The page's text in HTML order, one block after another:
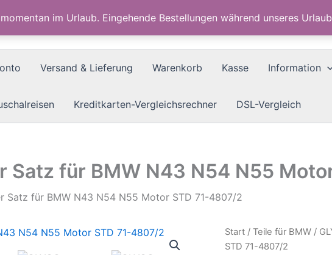
im Urlaub. Eingehende Bestellungen während unseres
Versand & Lieferung Warenkorb Kasse Information
Kreditkarten-Vergleichsrechner DSL-Vergleich
Satz für BMW N43 N54 N55
Satz für BMW N43 N54 N55 Motor STD 71-4807/2
Start / Teile für BMW /
STD 71-4807/2